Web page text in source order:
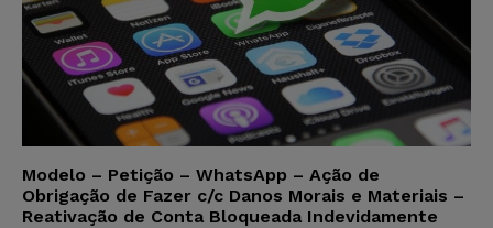
Modelo – Petição – WhatsApp – Ação de
Obrigação de Fazer c/c Danos Morais e Materiais –
Reativação de Conta Bloqueada Indevidamente